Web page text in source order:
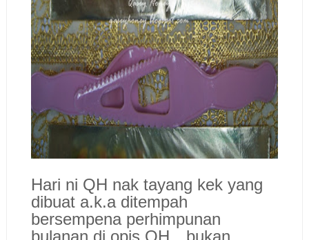
Hari ni QH nak tayang kek yang
dibuat a.k.a ditempah
bersempena perhimpunan
bulanan di opis QH…bukan